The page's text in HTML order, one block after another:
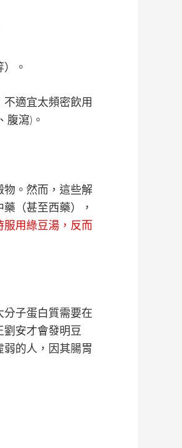
。
適宜太頻密飲用
腹瀉)。
物。然而，這些解
（甚至西藥），
服用綠豆湯，反而
子蛋白質需要在
安才會發明豆
的人，因其腸胃